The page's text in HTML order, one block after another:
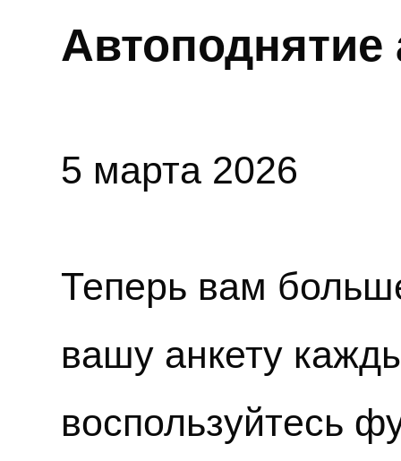
Автоподнятие
5 марта 2026
Теперь вам
вашу анкету
воспользуйтесь